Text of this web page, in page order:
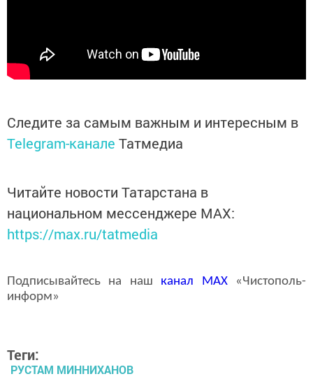
Следите за самым важным и интересным в
Telegram-канале Татмедиа
Читайте новости Татарстана в
национальном мессенджере MАХ:
https://max.ru/tatmedia
Подписывайтесь на наш канал MAX«Чистополь-
информ»
Теги:
РУСТАМ МИННИХАНОВ